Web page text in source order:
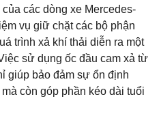
các dòng xe Mercedes-
vụ giữ chặt các bộ phận
trình xả khí thải diễn ra một
sử dụng ốc đầu cam xả từ
giúp bảo đảm sự ổn định
còn góp phần kéo dài tuổi